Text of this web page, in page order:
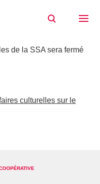
de la SSA sera fermé
culturelles sur le